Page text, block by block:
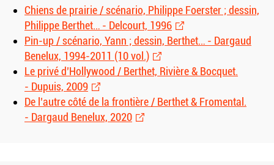
Chiens de prairie / scénario, Philippe Foerster ; dessin,
Philippe Berthet… - Delcourt, 1996
Pin-up / scénario, Yann ; dessin, Berthet… - Dargaud
Benelux, 1994-2011 (10 vol.)
Le privé d’Hollywood / Berthet, Rivière& Bocquet.
- Dupuis, 2009
De l’autre côté de la frontière / Berthet& Fromental.
- Dargaud Benelux, 2020